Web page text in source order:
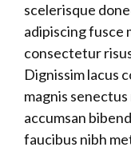
scelerisque
adipiscing fusce
consectetur
Dignissim lacus
magnis
accumsan
faucibus nibh